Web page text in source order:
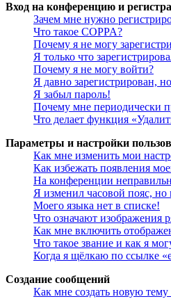
Вход на конференцию и
Зачем мне нужно
Что такое COPPA?
Почему я не могу
Я только что
Почему я не могу войти?
Я давно зарегистрирован,
Я забыл пароль!
Почему мне периодически
Что делает функция
Параметры и настройки
Как мне изменить мои
Как избежать появления
На конференции
Я изменил часовой пояс, но
Моего языка нет в списке!
Что означают изображения
Как мне включить
Что такое звание и как я
Когда я щёлкаю по ссылке
Создание сообщений
Как мне создать новую